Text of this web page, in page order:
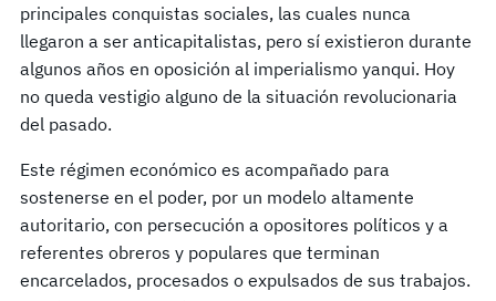
principales conquistas sociales, las cuales nunca
llegaron a ser anticapitalistas, pero sí existieron durante
algunos años en oposición al imperialismo yanqui. Hoy
no queda vestigio alguno de la situación revolucionaria
del pasado.
Este régimen económico es acompañado para
sostenerse en el poder, por un modelo altamente
autoritario, con persecución a opositores políticos y a
referentes obreros y populares que terminan
encarcelados, procesados o expulsados de sus trabajos.